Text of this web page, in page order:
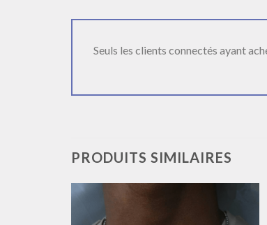
Seuls les clients connectés ayant
PRODUITS SIMILAIRES